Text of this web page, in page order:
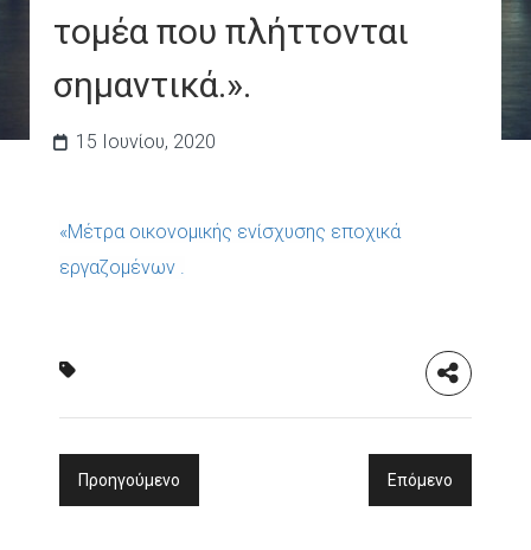
τομέα που πλήττονται
σημαντικά.».
15 Ιουνίου, 2020
«Μέτρα οικονομικής ενίσχυσης εποχικά
εργαζομένων .
Προηγούμενο Επόμενο